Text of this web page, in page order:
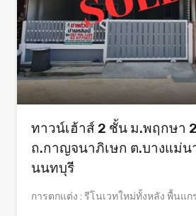
ทาวน์เฮ้าส์ 2 ชั้น ม.พฤกษา
ถ.กาญจนาภิเษก ต.บางแม่น
นนทบุรี
การตกแต่ง : รีโนเวทใหม่ทั้งหลัง พื้นแก